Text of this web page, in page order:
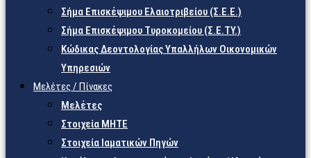
Σήμα Επισκέψιμου Ελαιοτριβείου (Σ.Ε.Ε.)
Σήμα Επισκέψιμου Τυροκομείου (Σ.Ε.TY.)
Κώδικας Δεοντολογίας Υπαλλήλων Οικονομικών
Υπηρεσιών
Μελέτες / Πίνακες
Μελέτες
Στοιχεία ΜΗΤΕ
Στοιχεία Ιαματικών Πηγών